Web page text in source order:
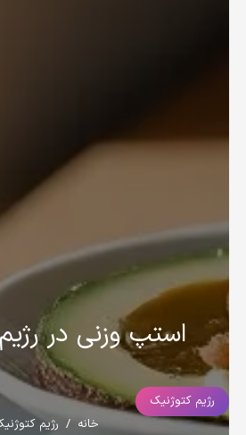
استپ وزنی در
رژیم کتوژنیک
خانه / رژیم